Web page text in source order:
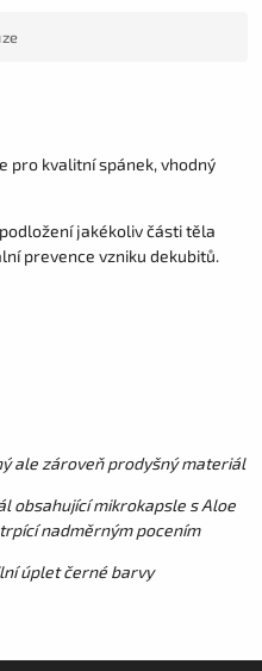
pro kvalitní spánek, vhodný
jakékoliv části těla
prevence vzniku dekubitů.
ale zároveň prodyšný materiál
obsahující mikrokapsle s Aloe
nadměrným pocením
úplet černé barvy